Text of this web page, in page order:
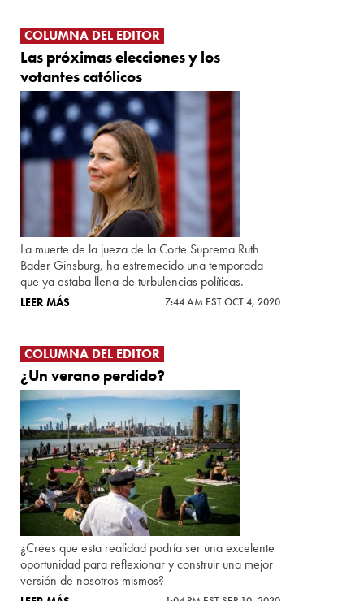
COLUMNA DEL EDITOR
Las próximas elecciones y los
votantes católicos
La muerte de la jueza de la Corte Suprema Ruth
Bader Ginsburg, ha estremecido una temporada
que ya estaba llena de turbulencias políticas.
LEER MÁS 7:44 AM EST OCT 4, 2020
COLUMNA DEL EDITOR
¿Un verano perdido?
¿Crees que esta realidad podría ser una excelente
oportunidad para reflexionar y construir una mejor
versión de nosotros mismos?